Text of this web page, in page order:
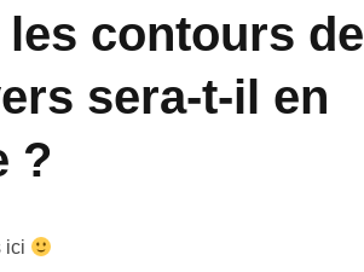
contours de
sera-t-il en
?
ici